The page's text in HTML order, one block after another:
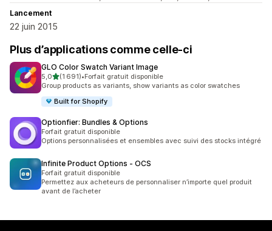
Lancement
22 juin 2015
Plus d’applications comme celle-ci
GLO Color Swatch Variant Image
5,0étoile(s) sur 5
(1 691)
1691 avis au total
•Forfait gratuit disponible
Group products as variants, show variants as color swatches
Built for Shopify
Optionfier: Bundles & Options
Forfait gratuit disponible
Options personnalisées et ensembles avec suivi des stocks intégré
Infinite Product Options ‑ OCS
Forfait gratuit disponible
Permettez aux acheteurs de personnaliser n’importe quel produit
avant de l’acheter